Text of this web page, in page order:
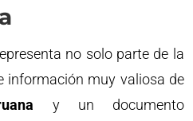
no solo parte de la
información muy valiosa de
y un documento